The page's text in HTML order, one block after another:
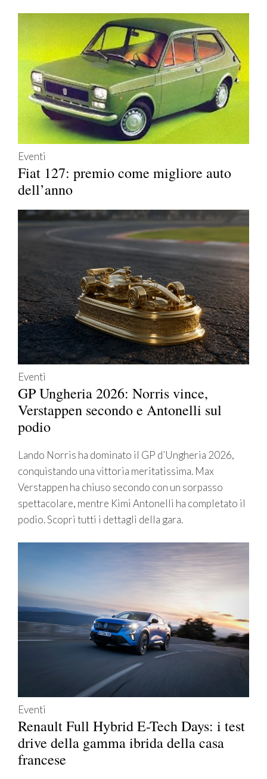
Eventi
Fiat 127: premio come migliore auto
dell’anno
Eventi
GP Ungheria 2026: Norris vince,
Verstappen secondo e Antonelli sul
podio
Lando Norris ha dominato il GP d’Ungheria 2026,
conquistando una vittoria meritatissima. Max
Verstappen ha chiuso secondo con un sorpasso
spettacolare, mentre Kimi Antonelli ha completato il
podio. Scopri tutti i dettagli della gara.
Eventi
Renault Full Hybrid E-Tech Days: i test
drive della gamma ibrida della casa
francese